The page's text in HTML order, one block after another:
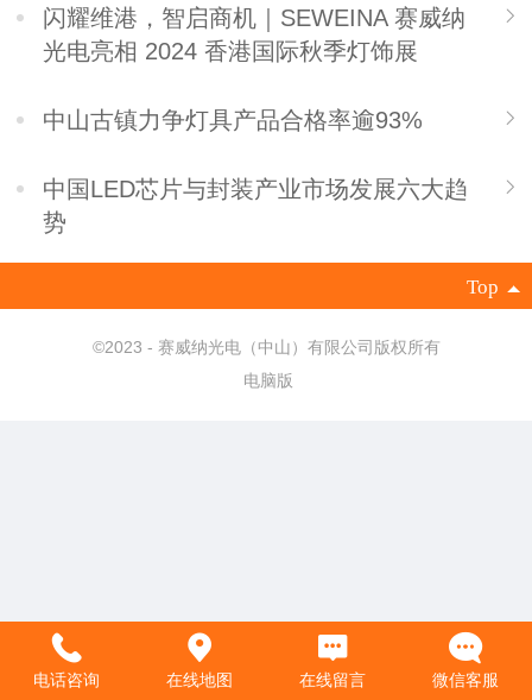
闪耀维港，智启商机｜SEWEINA 赛威纳
光电亮相 2024 香港国际秋季灯饰展
中山古镇力争灯具产品合格率逾93%
中国LED芯片与封装产业市场发展六大趋
势
Top
©2023 - 赛威纳光电（中山）有限公司版权所有
电脑版
电话咨询 在线地图 在线留言 微信客服